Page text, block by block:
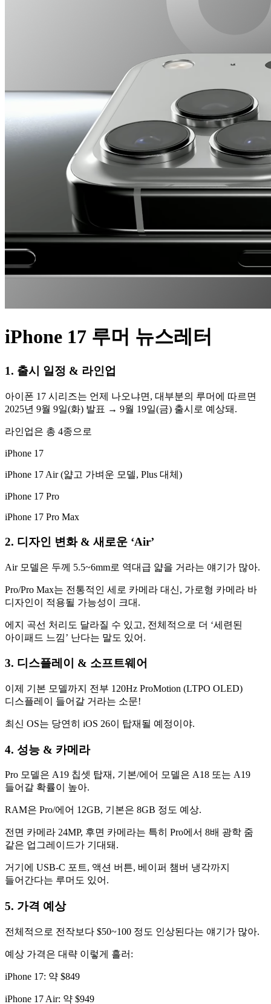
iPhone 17 루머 뉴스레터
1. 출시 일정 & 라인업
아이폰 17 시리즈는 언제 나오냐면, 대부분의 루머에 따르면
2025년 9월 9일(화) 발표 → 9월 19일(금) 출시로 예상돼.
라인업은 총 4종으로
iPhone 17
iPhone 17 Air (얇고 가벼운 모델, Plus 대체)
iPhone 17 Pro
iPhone 17 Pro Max
2. 디자인 변화 & 새로운 ‘Air’
Air 모델은 두께 5.5~6mm로 역대급 얇을 거라는 얘기가 많아.
Pro/Pro Max는 전통적인 세로 카메라 대신, 가로형 카메라 바
디자인이 적용될 가능성이 크대.
에지 곡선 처리도 달라질 수 있고, 전체적으로 더 ‘세련된
아이패드 느낌’ 난다는 말도 있어.
3. 디스플레이 & 소프트웨어
이제 기본 모델까지 전부 120Hz ProMotion (LTPO OLED)
디스플레이 들어갈 거라는 소문!
최신 OS는 당연히 iOS 26이 탑재될 예정이야.
4. 성능 & 카메라
Pro 모델은 A19 칩셋 탑재, 기본/에어 모델은 A18 또는 A19
들어갈 확률이 높아.
RAM은 Pro/에어 12GB, 기본은 8GB 정도 예상.
전면 카메라 24MP, 후면 카메라는 특히 Pro에서 8배 광학 줌
같은 업그레이드가 기대돼.
거기에 USB-C 포트, 액션 버튼, 베이퍼 챔버 냉각까지
들어간다는 루머도 있어.
5. 가격 예상
전체적으로 전작보다 $50~100 정도 인상된다는 얘기가 많아.
예상 가격은 대략 이렇게 흘러:
iPhone 17: 약 $849
iPhone 17 Air: 약 $949